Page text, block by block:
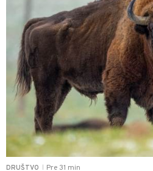
DRUŠTVO Pre 31 min